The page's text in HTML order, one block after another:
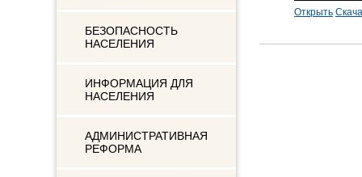
БЕЗОПАСНОСТЬ
НАСЕЛЕНИЯ
ИНФОРМАЦИЯ ДЛЯ
НАСЕЛЕНИЯ
АДМИНИСТРАТИВНАЯ
РЕФОРМА
Открыть